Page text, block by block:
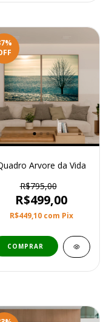
%
Arvore da Vida
R$795,00
R$499,00
R$449,10 com Pix
COMPRAR